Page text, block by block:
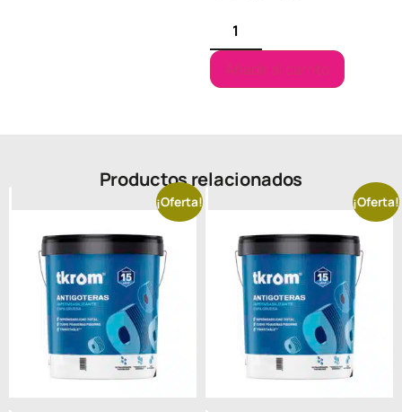
Añadir al carrito
Productos relacionados
¡Oferta! ¡Oferta!